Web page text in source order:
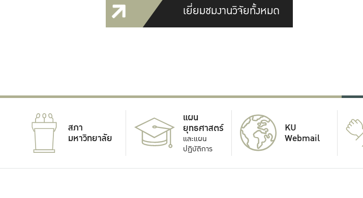
เยี่ยมชมงานวิจัยทั้งหมด
สภา
มหาวิทยาลัย
แผน
ยุทธศาสตร์
และแผน
ปฏิบัติการ
KU
Webmail